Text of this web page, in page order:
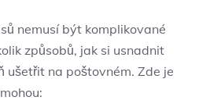
nemusí být komplikované
způsobů, jak si usnadnit
ušetřit na poštovném. Zde je